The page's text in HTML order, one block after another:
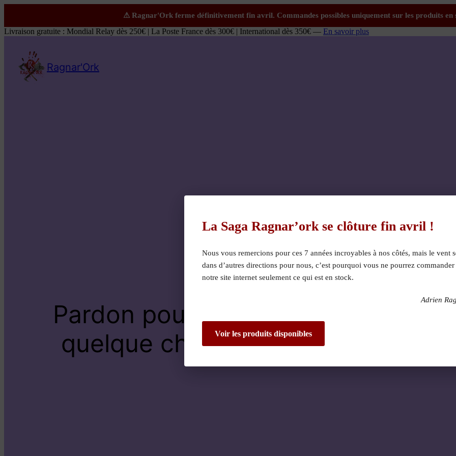
Livraison gratuite : Mondial Relay dès 250€ | La Poste France dès 300€ | International dès 350€ — En savoir plus
Ragnar'Ork
Pardon pour le dérangement !
quelque chose de fantastique –
La Saga Ragnar’ork se clôture fin avril !
Nous vous remercions pour ces 7 années incroyables à nos côtés, mais le vent
dans d’autres directions pour nous, c’est pourquoi vous ne pourrez
notre site internet seulement ce qui est en stock.
Adrien
Voir les produits disponibles